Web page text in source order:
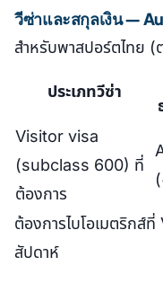
วีซ่าและสกุลเงิน —
สำหรับพาสปอร์ตไทย
ประเภทวีซ่า
Visitor visa
(subclass 600) ที่
ต้องการ
ต้องการไบโอเมตริกส์
สัปดาห์